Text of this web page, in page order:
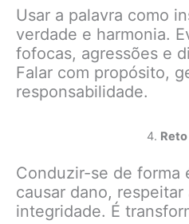
Usar a palavra como
verdade e harmonia.
fofocas, agressões e
Falar com propósito,
responsabilidade.
4.
Conduzir-se de forma
causar dano,
integridade. É